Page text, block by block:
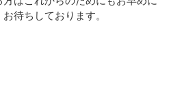
待ちしております。